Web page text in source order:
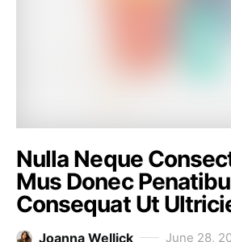
Nulla Neque
Mus Donec
Consequat Ut
Joanna Wellick June 28,